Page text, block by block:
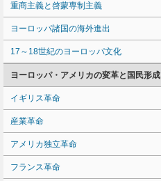
重商主義と啓蒙専制主義
ヨーロッパ諸国の海外進出
17～18世紀のヨーロッパ文化
ヨーロッパ・アメリカの変革と国民形成
イギリス革命
産業革命
アメリカ独立革命
フランス革命